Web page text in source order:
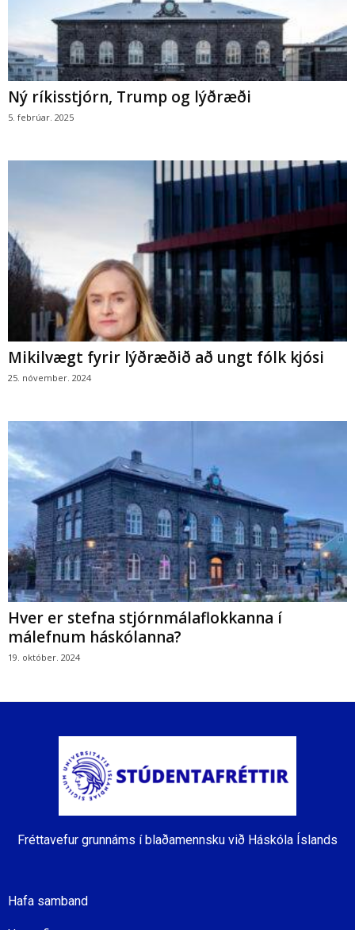
Ný ríkisstjórn, Trump og lýðræði
5. febrúar. 2025
Mikilvægt fyrir lýðræðið að ungt fólk kjósi
25. nóvember. 2024
Hver er stefna stjórnmálaflokkanna í
málefnum háskólanna?
19. október. 2024
Fréttavefur grunnáms í blaðamennsku við Háskóla Íslands
Hafa samband